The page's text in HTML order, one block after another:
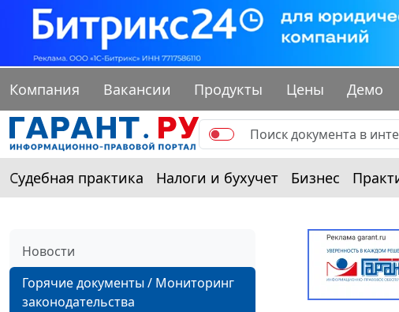
Компания Вакансии Продукты Цены Демо
Судебная практика Налоги и бухучет Бизнес
Новости
Горячие документы / Мониторинг
законодательства